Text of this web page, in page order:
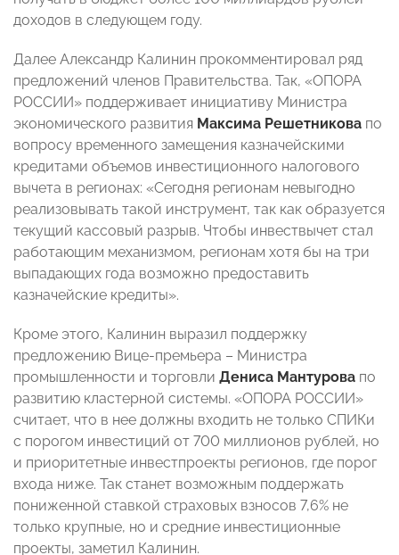
доходов в следующем году.
Далее Александр Калинин прокомментировал ряд
предложений членов Правительства. Так, «ОПОРА
РОССИИ» поддерживает инициативу Министра
экономического развития Максима Решетникова по
вопросу временного замещения казначейскими
кредитами объемов инвестиционного налогового
вычета в регионах: «Сегодня регионам невыгодно
реализовывать такой инструмент, так как образуется
текущий кассовый разрыв. Чтобы инвествычет стал
работающим механизмом, регионам хотя бы на три
выпадающих года возможно предоставить
казначейские кредиты».
Кроме этого, Калинин выразил поддержку
предложению Вице-премьера – Министра
промышленности и торговли Дениса Мантурова по
развитию кластерной системы. «ОПОРА РОССИИ»
считает, что в нее должны входить не только СПИКи
с порогом инвестиций от 700 миллионов рублей, но
и приоритетные инвестпроекты регионов, где порог
входа ниже. Так станет возможным поддержать
пониженной ставкой страховых взносов 7,6% не
только крупные, но и средние инвестиционные
проекты, заметил Калинин.